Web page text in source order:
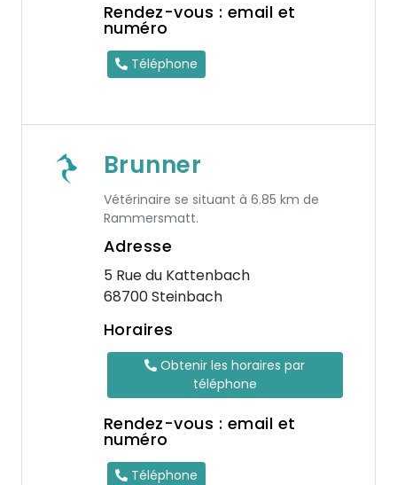
Rendez-vous : email et
numéro
Téléphone
Brunner
Vétérinaire se situant à 6.85 km de
Rammersmatt.
Adresse
5 Rue du Kattenbach
68700 Steinbach
Horaires
Obtenir les horaires par
téléphone
Rendez-vous : email et
numéro
Téléphone